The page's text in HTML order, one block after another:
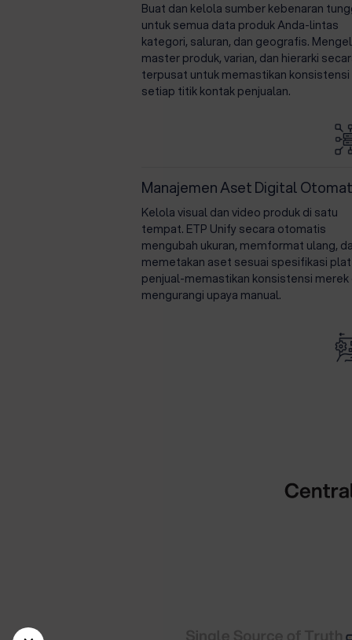
Buat dan kelola sumber kebenaran
untuk semua data produk Anda-lintas
kategori, saluran, dan geografis.
master produk, varian, dan hierarki
terpusat untuk memastikan konsistensi
setiap titik kontak penjualan.
Manajemen Aset Digital
Kelola visual dan video produk di satu
tempat. ETP Unify secara otomatis
mengubah ukuran, memformat ulang,
memetakan aset sesuai spesifikasi
penjual-memastikan konsistensi merek
mengurangi upaya manual.